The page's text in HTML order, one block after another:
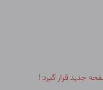
جدید قرار گیرد !